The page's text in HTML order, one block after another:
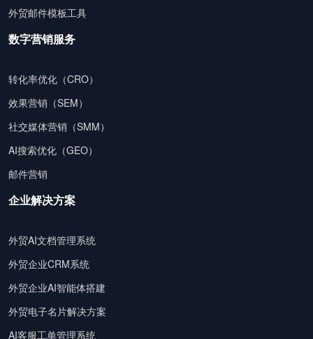
外贸邮件模板工具
数字营销服务
转化率优化（CRO）
效果营销（SEM）
社交媒体营销（SMM）
AI搜索优化（GEO）
邮件营销
企业解决方案
外贸AI文档管理系统
外贸企业CRM系统
外贸企业AI智能体搭建
外贸电子名片解决方案
AI客服工单管理系统